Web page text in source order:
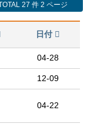
27 件 2 ページ
日付
04-28
12-09
04-22